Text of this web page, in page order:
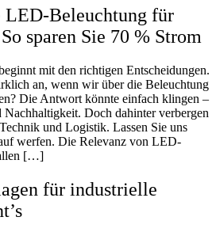
Beleuchtung für
sparen Sie 70 % Strom
mit den richtigen Entscheidungen.
an, wenn wir über die Beleuchtung
Die Antwort könnte einfach klingen –
Nachhaltigkeit. Doch dahinter verbergen
und Logistik. Lassen Sie uns
werfen. Die Relevanz von LED-
[…]
für industrielle